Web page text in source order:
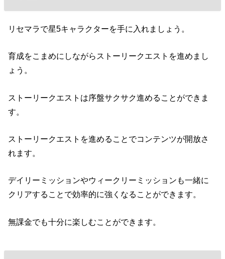
リセマラで星5キャラクターを手に入れましょう。
育成をこまめにしながらストーリークエストを進めまし
ょう。
ストーリークエストは序盤サクサク進めることができま
す。
ストーリークエストを進めることでコンテンツが開放さ
れます。
デイリーミッションやウィークリーミッションも一緒に
クリアすることで効率的に強くなることができます。
無課金でも十分に楽しむことができます。